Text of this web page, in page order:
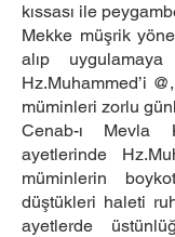
kıssası ile
Mekke müşrik
alıp
Hz.Muhammed’i
müminleri zorlu
Cenab-ı Mevla
ayetlerinde
müminlerin
düştükleri haleti
ayetlerde